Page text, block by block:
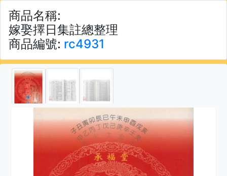
商品名稱:
嫁娶擇日集註總整理
商品編號: rc4931